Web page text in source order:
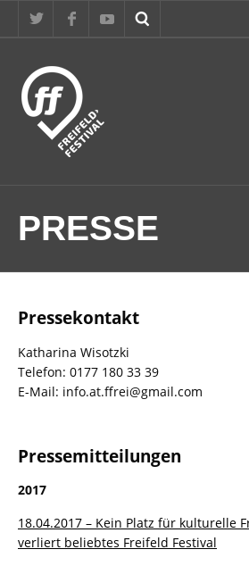
PRESSE
Pressekontakt
Katharina Wisotzki
Telefon: 0177 180 33 39
E-Mail: info.at.ffrei@gmail.com
Pressemitteilungen
2017
18.04.2017 – Kein Platz für kulturelle
verliert beliebtes Freifeld Festival